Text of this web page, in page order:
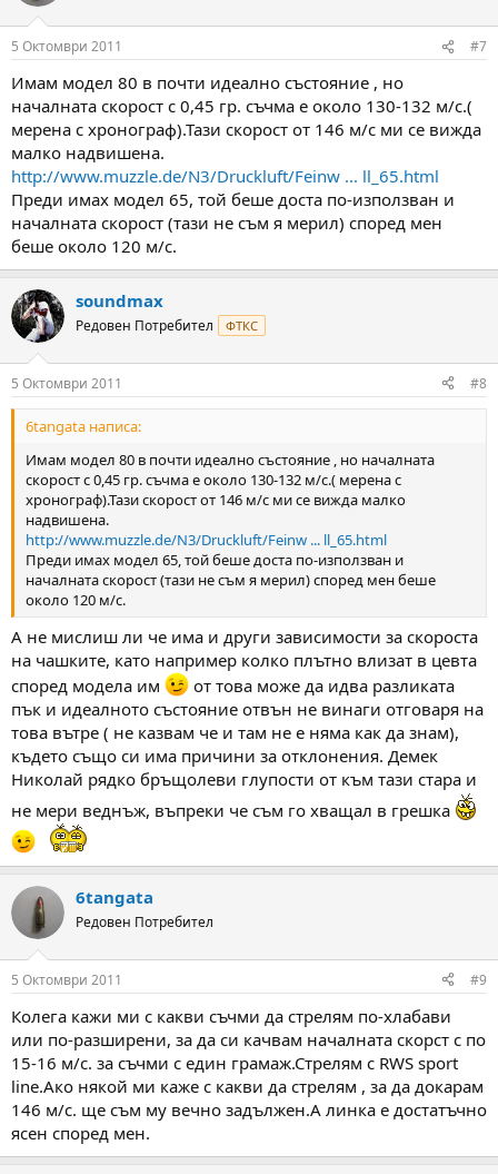
5 Октомври 2011 #7
Имам модел 80 в почти идеално състояние , но
началната скорост с 0,45 гр. съчма е около 130-132 м/с.(
мерена с хронограф).Тази скорост от 146 м/с ми се вижда
малко надвишена.
http://www.muzzle.de/N3/Druckluft/Feinw ... ll_65.html
Преди имах модел 65, той беше доста по-използван и
началната скорост (тази не съм я мерил) според мен
беше около 120 м/с.
soundmax
Редовен Потребител ФТКС
5 Октомври 2011 #8
6tangata написа:
Имам модел 80 в почти идеално състояние , но началната
скорост с 0,45 гр. съчма е около 130-132 м/с.( мерена с
хронограф).Тази скорост от 146 м/с ми се вижда малко
надвишена.
http://www.muzzle.de/N3/Druckluft/Feinw ... ll_65.html
Преди имах модел 65, той беше доста по-използван и
началната скорост (тази не съм я мерил) според мен беше
около 120 м/с.
А не мислиш ли че има и други зависимости за скороста
на чашките, като например колко плътно влизат в цевта
според модела им
от това може да идва разликата
пък и идеалното състояние отвън не винаги отговаря на
това вътре ( не казвам че и там не е няма как да знам),
където също си има причини за отклонения. Демек
Николай рядко бръщолеви глупости от към тази стара и
не мери веднъж, въпреки че съм го хващал в грешка
6tangata
Редовен Потребител
5 Октомври 2011 #9
Колега кажи ми с какви съчми да стрелям по-хлабави
или по-разширени, за да си качвам началната скорст с по
15-16 м/с. за съчми с един грамаж.Стрелям с RWS sport
line.Ако някой ми каже с какви да стрелям , за да докарам
146 м/с. ще съм му вечно задължен.А линка е достатъчно
ясен според мен.